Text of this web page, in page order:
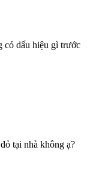
có dấu hiệu gì trước
tại nhà không ạ?